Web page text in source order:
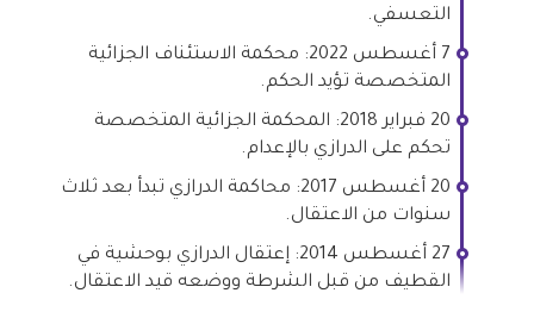
التعسفي.
7 أغسطس 2022: محكمة الاستئناف الجزائية
المتخصصة تؤيد الحكم.
20 فبراير 2018: المحكمة الجزائية المتخصصة
تحكم على الدرازي بالإعدام.
20 أغسطس 2017: محاكمة الدرازي تبدأ بعد ثلاث
سنوات من الاعتقال.
27 أغسطس 2014: إعتقال الدرازي بوحشية في
القطيف من قبل الشرطة ووضعه قيد الاعتقال.